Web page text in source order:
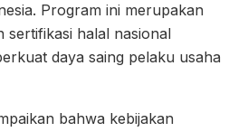
Program ini merupakan
sertifikasi halal nasional
daya saing pelaku usaha
bahwa kebijakan